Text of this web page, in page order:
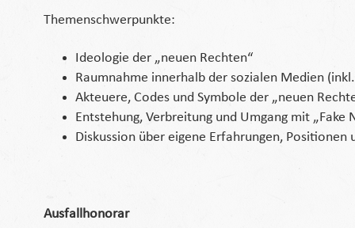
Themenschwerpunkte:
Ideologie der „neuen Rechten“
Raumnahme innerhalb der sozialen Medien
Akteuere, Codes und Symbole der „neuen
Entstehung, Verbreitung und Umgang mit
Diskussion über eigene Erfahrungen, Positionen
Ausfallhonorar